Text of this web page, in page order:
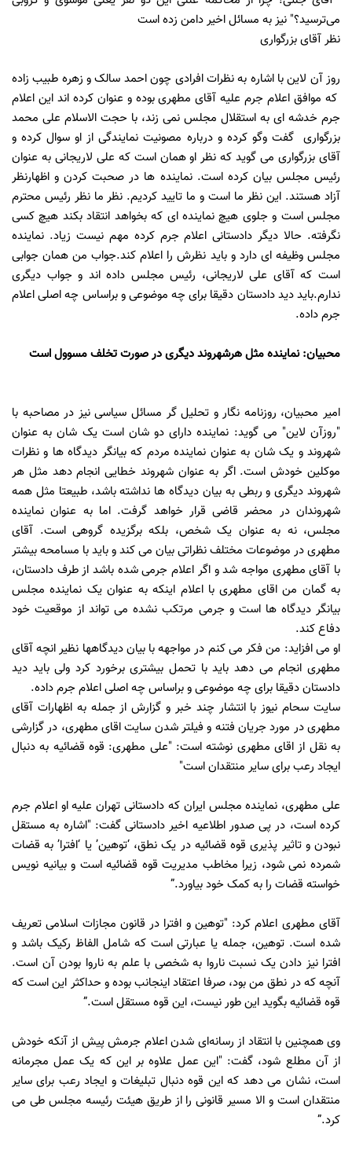
می‌ترسید؟" نیز به مسائل اخیر دامن زده است
نظر آقای بزرگواری
روز آن لاین با اشاره به نظرات افرادی چون احمد سالک و زهره طبیب زاده
که موافق اعلام جرم علیه آقای مطهری بوده و عنوان کرده اند این اعلام
جرم خدشه ای به استقلال مجلس نمی زند، با حجت الاسلام علی محمد
بزرگواری گفت وگو کرده و درباره مصونیت نمایندگی از او سوال کرده و
آقای بزرگواری می گوید که نظر او همان است که علی لاریجانی به عنوان
رئیس مجلس بیان کرده است. نماینده ها در صحبت کردن و اظهارنظر
آزاد هستند. این نظر ما است و ما تایید کردیم. نظر ما نظر رئیس محترم
مجلس است و جلوی هیچ نماینده ای که بخواهد انتقاد بکند هیچ کسی
نگرفته. حالا دیگر دادستانی اعلام جرم کرده مهم نیست زیاد. نماینده
مجلس وظیفه ای دارد و باید نظرش را اعلام کند.جواب من همان جوابی
است که آقای علی لاریجانی، رئیس مجلس داده اند و جواب دیگری
ندارم.باید دید دادستان دقیقا برای چه موضوعی و براساس چه اصلی اعلام
جرم داده.
محبیان: نماینده مثل هرشهروند دیگری در صورت تخلف مسوول است
امیر محبیان، روزنامه نگار و تحلیل گر مسائل سیاسی نیز در مصاحبه با
"روزآن لاین" می گوید: نماینده دارای دو شان است یک شان به عنوان
شهروند و یک شان به عنوان نماینده مردم که بیانگر دیدگاه ها و نظرات
موکلین خودش است. اگر به عنوان شهروند خطایی انجام دهد مثل هر
شهروند دیگری و ربطی به بیان دیدگاه ها نداشته باشد، طبیعتا مثل همه
شهروندان در محضر قاضی قرار خواهد گرفت. اما به عنوان نماینده
مجلس، نه به عنوان یک شخص، بلکه برگزیده گروهی است. آقای
مطهری در موضوعات مختلف نظراتی بیان می کند و باید با مسامحه بیشتر
با آقای مطهری مواجه شد و اگر اعلام جرمی شده باشد از طرف دادستان،
به گمان من اقای مطهری با اعلام اینکه به عنوان یک نماینده مجلس
بیانگر دیدگاه ها است و جرمی مرتکب نشده می تواند از موقعیت خود
دفاع کند.
او می افزاید: من فکر می کنم در مواجهه با بیان دیدگاهها نظیر انچه آقای
مطهری انجام می دهد باید با تحمل بیشتری برخورد کرد ولی باید دید
دادستان دقیقا برای چه موضوعی و براساس چه اصلی اعلام جرم داده.
سایت سحام نیوز با انتشار چند خبر و گزارش از جمله به اظهارات آقای
مطهری در مورد جریان فتنه و فیلتر شدن سایت اقای مطهری، در گزارشی
به نقل از اقای مطهری نوشته است: "علی‌ مطهری: قوه قضائیه به دنبال
ایجاد رعب برای سایر منتقدان است"
علی مطهری، نماینده مجلس ایران که دادستانی تهران علیه او اعلام جرم
کرده است، در پی صدور اطلاعیه اخیر دادستانی گفت: "اشاره به مستقل
نبودن و تاثیر پذیری قوه قضائیه در یک نطق، ‘توهین’ یا ‘افترا’ به قضات
شمرده نمی شود، زیرا مخاطب مدیریت قوه قضائیه است و بیانیه نویس
خواسته قضات را به کمک خود بیاورد.”
آقای مطهری اعلام کرد: "توهین و افترا در قانون مجازات اسلامی تعریف
شده است. توهین، جمله یا عبارتی است که شامل الفاظ رکیک باشد و
افترا نیز دادن یک نسبت ناروا به شخصی با علم به ناروا بودن آن است.
آنچه که در نطق من بود، صرفا اعتقاد اینجانب بوده و حداکثر این است که
قوه قضائیه بگوید این طور نیست، این قوه مستقل است.”
وی همچنین با انتقاد از رسانه‌ای شدن اعلام جرمش پیش از آنکه خودش
از آن مطلع شود، گفت: "این عمل علاوه بر این که یک عمل مجرمانه
است، نشان می دهد که این قوه دنبال تبلیغات و ایجاد رعب برای سایر
منتقدان است و الا مسیر قانونی را از طریق هیئت رئیسه مجلس طی می
کرد.”